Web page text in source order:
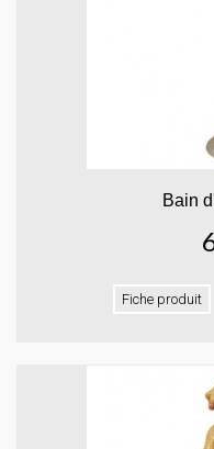
Bain
Fiche produit